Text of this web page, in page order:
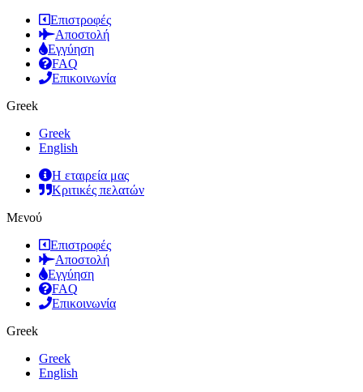
Επιστροφές
Αποστολή
Εγγύηση
FAQ
Επικοινωνία
Greek
Greek
English
Η εταιρεία μας
Κριτικές πελατών
Μενού
Επιστροφές
Αποστολή
Εγγύηση
FAQ
Επικοινωνία
Greek
Greek
English